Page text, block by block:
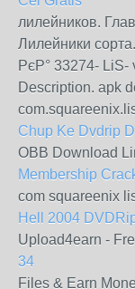
лилейников.
Лилейники
‎РєР° ‎33274- ‎LiS-
Description. apk
Chup Ke Dvdrip
OBB Download
Membership
com squareenix
Hell 2004
Upload4earn -
34
Files & Earn